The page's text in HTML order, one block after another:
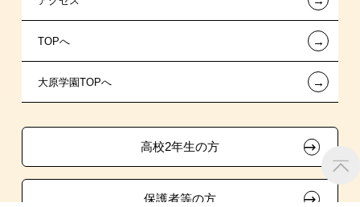
新聞奨学生
専門実践教育訓練給付金制度
面接のみによる特待生制度
特別推薦入学
推薦入学
生徒会活動推薦入学
自己推薦入学
施設・研修所
学生寮・マンションのご案内
大原学園グループ案内
在校生へのお知らせ
各種証明書の発行ご希望の方
採用ご担当の方
TOPへ ←
大原学園TOPへ ←
高校2年生の方
保護者等の方